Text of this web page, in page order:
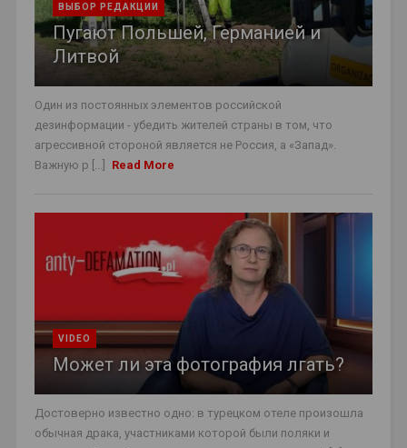
ВЫБОР РЕДАКЦИИ
Пугают Польшей, Германией и
Литвой
Один из постоянных элементов российской
дезинформации - убедить жителей страны в том, что
агрессивной стороной является не Россия, а «Запад».
Важную р [...]
Read More
VIDEO
Может ли эта фотография лгать?
Достоверно известно одно: в турецком отеле произошла
обычная драка, участниками которой были поляки и